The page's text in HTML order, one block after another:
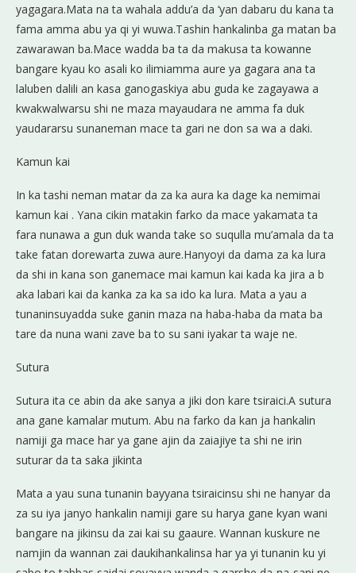
yagagara.Mata na ta wahala addu’a da ‘yan dabaru du kana ta
fama amma abu ya qi yi wuwa.Tashin hankalinba ga matan ba
zawarawan ba.Mace wadda ba ta da makusa ta kowanne
bangare kyau ko asali ko ilimiamma aure ya gagara ana ta
laluben dalili an kasa ganogaskiya abu guda ke zagayawa a
kwakwalwarsu shi ne maza mayaudara ne amma fa duk
yaudararsu sunaneman mace ta gari ne don sa wa a daki.
Kamun kai
In ka tashi neman matar da za ka aura ka dage ka nemimai
kamun kai . Yana cikin matakin farko da mace yakamata ta
fara nunawa a gun duk wanda take so suqulla mu’amala da ta
take fatan dorewarta zuwa aure.Hanyoyi da dama za ka lura
da shi in kana son ganemace mai kamun kai kada ka jira a b
aka labari kai da kanka za ka sa ido ka lura. Mata a yau a
tunaninsuyadda suke ganin maza na haba-haba da mata ba
tare da nuna wani zave ba to su sani iyakar ta waje ne.
Sutura
Sutura ita ce abin da ake sanya a jiki don kare tsiraici.A sutura
ana gane kamalar mutum. Abu na farko da kan ja hankalin
namiji ga mace har ya gane ajin da zaiajiye ta shi ne irin
suturar da ta saka jikinta
Mata a yau suna tunanin bayyana tsiraicinsu shi ne hanyar da
za su iya janyo hankalin namiji gare su harya gane kyan wani
bangare na jikinsu da zai kai su gaaure. Wannan kuskure ne
namjin da wannan zai daukihankalinsa har ya yi tunanin ku yi